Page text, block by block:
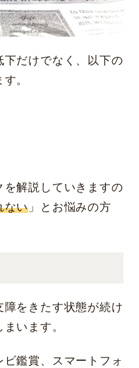
だけでなく、以下の
。
を解説していきますの
ない 」とお悩みの方
をきたす状態が続け
います。
鑑賞、スマートフォ